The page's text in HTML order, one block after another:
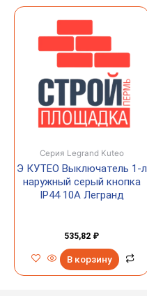
Серия Legrand Kuteo
Э КУТЕО Выключатель 1-л
наружный серый кнопка
IP44 10А Легранд
535,82 ₽
В корзину